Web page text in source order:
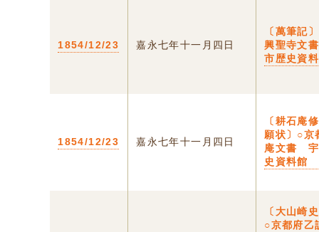
1854/12/23 嘉永七年十一月四日
〔萬筆記
興聖寺文
市歴史資
1854/12/23 嘉永七年十一月四日
〔耕石庵
願状〕○京
庵文書 宇
史資料館
〔大山崎
○京都府乙